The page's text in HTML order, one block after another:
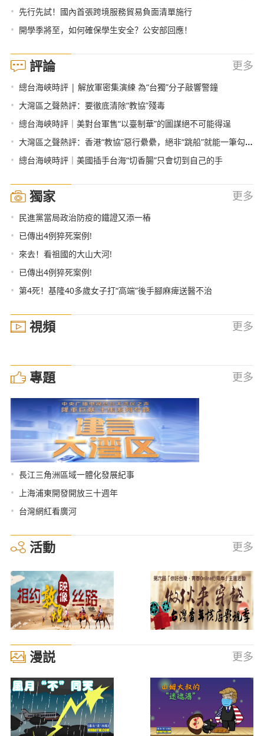
• 先行先試！國內首張跨境服務貿易負面清單施行
• 開學季將至，如何確保學生安全？公安部回應！
評論 更多
• 總台海峽時評 | 解放軍密集演練 為“台獨”分子敲響警鐘
• 大灣區之聲熱評：要徹底清除“教協”殘毒
• 總台海峽時評｜美對台軍售“以臺制華”的圖謀絕不可能得逞
• 大灣區之聲熱評：香港“教協”惡行纍纍，絕非“跳船”就能一筆勾銷！
• 總台海峽時評｜美國插手台海“切香腸”只會切到自己的手
獨家 更多
• 民進黨當局政治防疫的鐵證又添一樁
• 已傳出4例猝死案例!
• 來去！看祖國的大山大河!
• 已傳出4例猝死案例!
• 第4死！基隆40多歲女子打“高端”後手腳麻痺送醫不治
視頻 更多
專題 更多
• 長江三角洲區域一體化發展紀事
• 上海浦東開發開放三十週年
• 台灣網紅看廣河
活動 更多
漫説 更多